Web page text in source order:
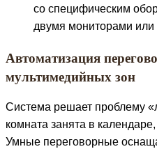
со специфическим
двумя мониторами
Автоматизация
мультимедийных зон
Система решает проблему
комната занята в
Умные переговорные